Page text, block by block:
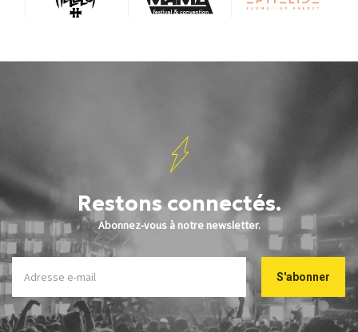
Restons connectés.
Abonnez-vous à notre newsletter.